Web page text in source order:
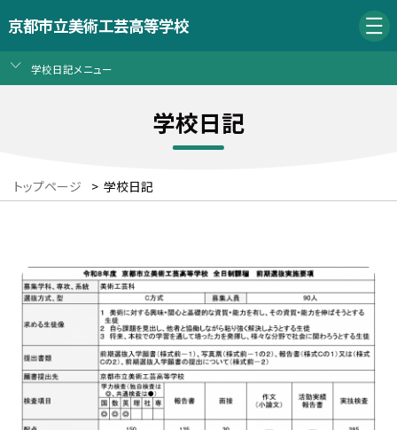
京都市立美術工芸高等学校
学校日記メニュー
学校日記
トップページ > 学校日記